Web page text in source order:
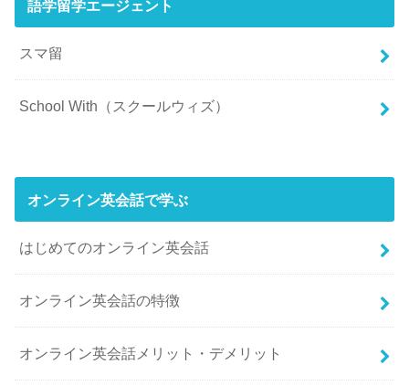
語学留学エージェント
スマ留
School With（スクールウィズ）
オンライン英会話で学ぶ
はじめてのオンライン英会話
オンライン英会話の特徴
オンライン英会話メリット・デメリット